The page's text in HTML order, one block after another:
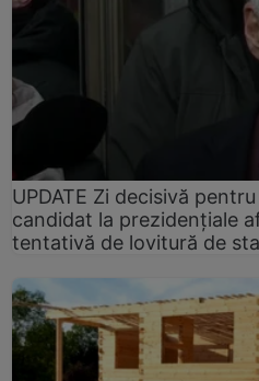
UPDATE Zi decisivă
candidat la prezidențiale
tentativă de lovitură de